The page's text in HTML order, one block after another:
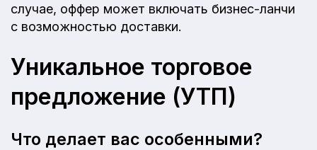
случае, оффер может включать бизнес-ланчи
с возможностью доставки.
Уникальное торговое
предложение (УТП)
Что делает вас особенными?